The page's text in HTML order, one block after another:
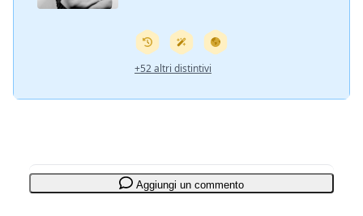
+52 altri distintivi
Aggiungi un commento